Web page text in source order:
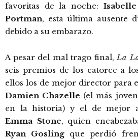
favoritas de la noche:
Portman, esta última ausente
debido a su embarazo.
A pesar del mal trago final, La
seis premios de los catorce a
ellos los de mejor director para
Damien Chazelle (el más
en la historia) y el de mejor
Emma Stone, quien
Ryan Gosling que perdió